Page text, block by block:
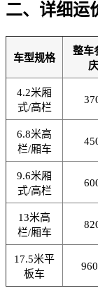
二、详细运
车型规格
整车
4.2米厢
式/高栏
6.8米高
栏/厢车
9.6米厢
式/高栏
13米高
栏/厢车
17.5米平
板车